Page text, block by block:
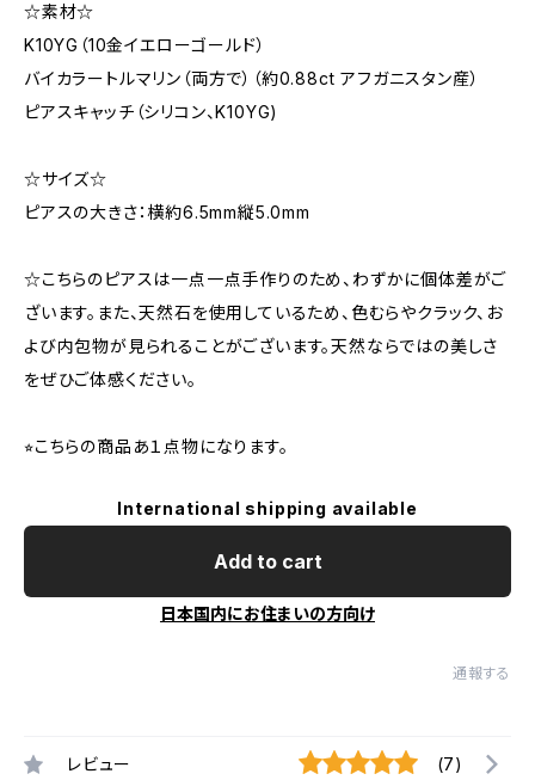
☆素材☆
K10YG（10金イエローゴールド）
バイカラートルマリン（両方で）（約0.88ct アフガニスタン産）
ピアスキャッチ（シリコン、K10YG)
☆サイズ☆
ピアスの大きさ：横約6.5mm縦5.0mm
☆こちらのピアスは一点一点手作りのため、わずかに個体差がご
ざいます。また、天然石を使用しているため、色むらやクラック、お
よび内包物が見られることがございます。天然ならではの美しさ
をぜひご体感ください。
⭐︎こちらの商品あ１点物になります。
International shipping available
Add to cart
日本国内にお住まいの方向け
通報する
レビュー (7)